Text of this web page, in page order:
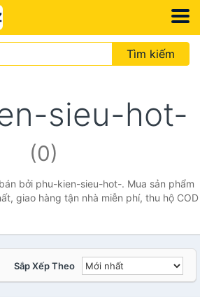
Tìm kiếm
sieu-hot-
(0)
bởi phu-kien-sieu-hot-. Mua sản phẩm
giao hàng tận nhà miễn phí, thu hộ COD
Sắp Xếp Theo